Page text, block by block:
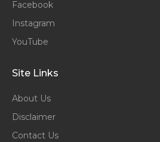
Facebook
Instagram
YouTube
Site Links
About Us
Disclaimer
Contact Us